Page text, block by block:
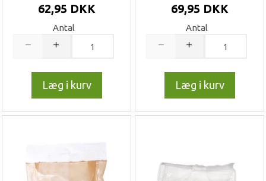
62,95 DKK
Antal
Læg i kurv
69,95 DKK
Antal
Læg i kurv